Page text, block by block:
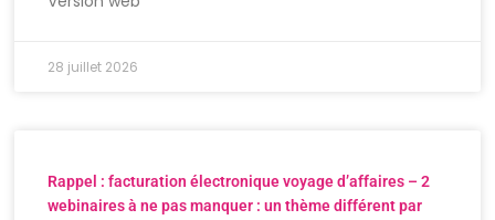
28 juillet 2026
Rappel : facturation électronique voyage d’affaires – 2
webinaires à ne pas manquer : un thème différent par